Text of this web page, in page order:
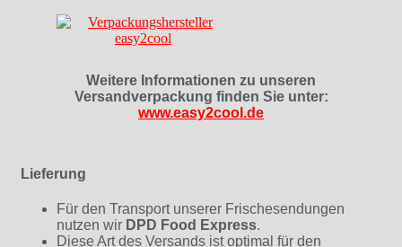
Weitere Informationen zu unseren
Versandverpackung finden Sie unter:
www.easy2cool.de
Lieferung
Für den Transport unserer Frischesendungen
nutzen wir DPD Food Express.
Diese Art des Versands ist optimal für den